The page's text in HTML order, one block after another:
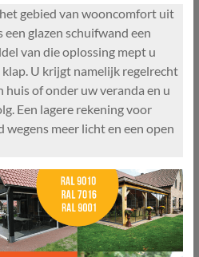
gebied van wooncomfort uit
glazen schuifwand een
van die oplossing mept u
U krijgt namelijk regelrecht
of onder uw veranda en u
Een lagere rekening voor
meer licht en een open